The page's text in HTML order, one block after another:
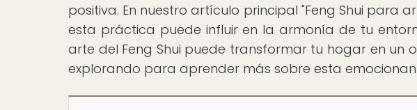
positiva. En nuestro artículo principal "Feng Shui para
esta práctica puede influir en la armonía de tu
arte del Feng Shui puede transformar tu hogar en un
explorando para aprender más sobre esta